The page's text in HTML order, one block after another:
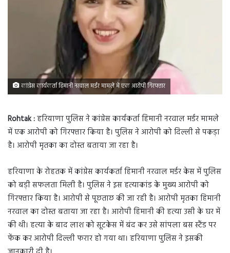
कांग्रेस कार्यकर्ता हिमानी नरवाल मर्डर मामले में एक आरोपी गिरफ्तार
Rohtak :हरियाणा पुलिस ने कांग्रेस कार्यकर्ता हिमानी नरवाल मर्डर मामले
में एक आरोपी को गिरफ्तार किया है। पुलिस ने आरोपी को दिल्ली से पकड़ा
है। आरोपी मृतका का दोस्त बताया जा रहा है।
हरियाणा के रोहतक में कांग्रेस कार्यकर्ता हिमानी नरवाल मर्डर केस में पुलिस
को बड़ी सफलता मिली है। पुलिस ने इस हत्याकांड के मुख्य आरोपी को
गिरफ्तार किया है। आरोपी से पूछताछ की जा रही है। आरोपी मृतका हिमानी
नरवाल का दोस्त बताया जा रहा है। आरोपी हिमानी की हत्या उसी के घर में
की थी। हत्या के बाद लाश को सूटकेस में बंद कर उसे सांपला बस स्टैंड पर
फेंक कर आरोपी दिल्ली फरार हो गया था। हरियाणा पुलिस ने इसकी